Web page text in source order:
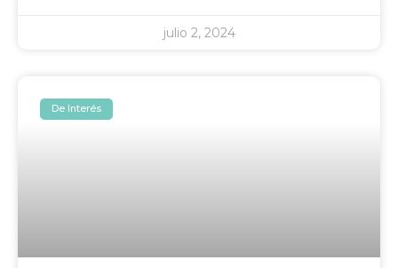
julio 2, 2024
De Interés